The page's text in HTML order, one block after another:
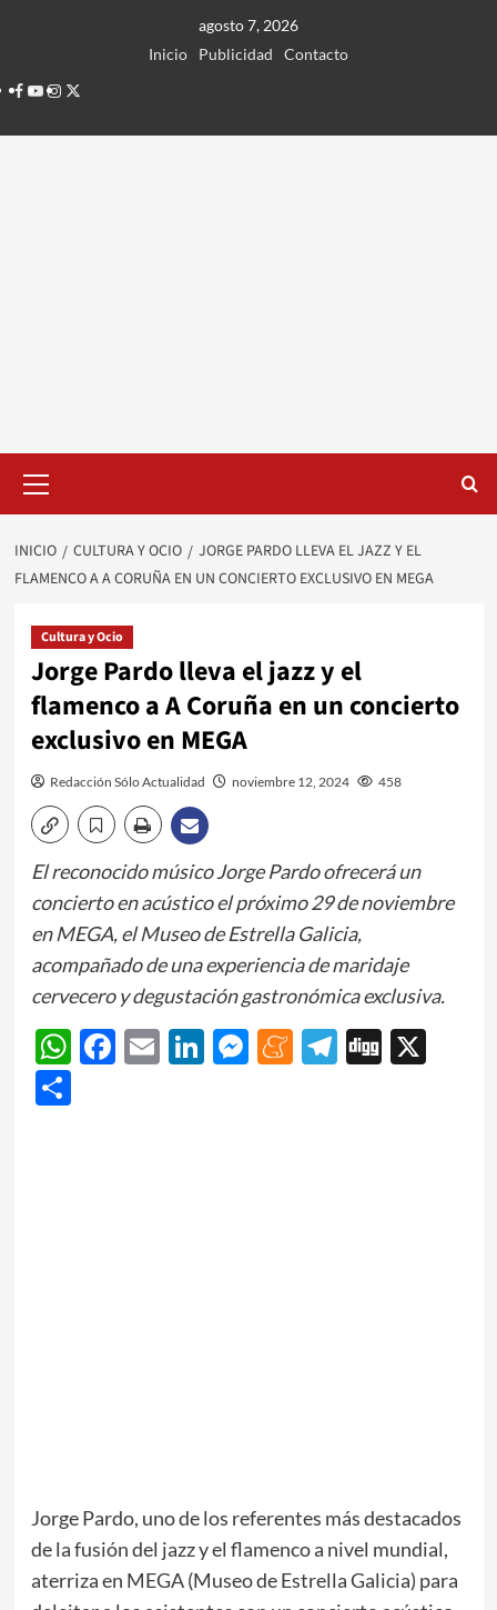
agosto 7, 2026
Inicio
Publicidad
Contacto
Facebook
Youtube
Instagram
Twitter
principal
INICIO CULTURA Y OCIO
JORGE PARDO LLEVA EL JAZZ Y EL
FLAMENCO A A CORUÑA EN UN CONCIERTO EXCLUSIVO EN MEGA
Cultura y Ocio
Jorge Pardo lleva el jazz y el
flamenco a A Coruña en un concierto
exclusivo en MEGA
Redacción Sólo Actualidad noviembre 12, 2024 458
El reconocido músico Jorge Pardo ofrecerá un
concierto en acústico el próximo 29 de noviembre
en MEGA, el Museo de Estrella Galicia,
acompañado de una experiencia de maridaje
cervecero y degustación gastronómica exclusiva.
WhatsApp
Facebook
EmailLinkedIn
Messenger
Meneame
Telegram
Digg
X
Share
Jorge Pardo, uno de los referentes más destacados
de la fusión del jazz y el flamenco a nivel mundial,
aterriza en MEGA (Museo de Estrella Galicia) para